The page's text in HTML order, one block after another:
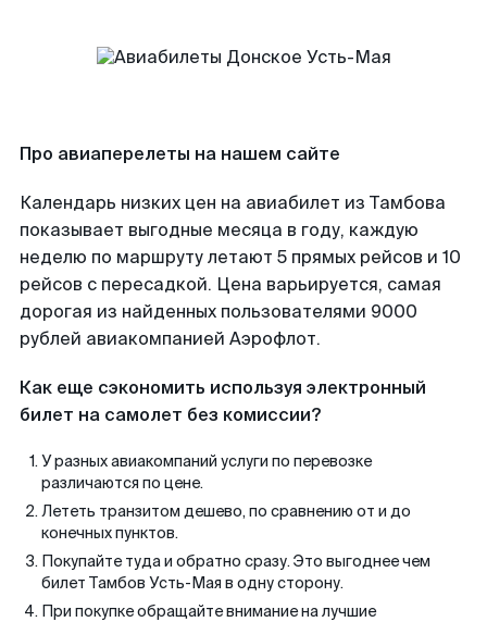
Про авиаперелеты на нашем сайте
Календарь низких цен на авиабилет из Тамбова
показывает выгодные месяца в году, каждую
неделю по маршруту летают 5 прямых рейсов и 10
рейсов с пересадкой. Цена варьируется, самая
дорогая из найденных пользователями 9000
рублей авиакомпанией Аэрофлот.
Как еще сэкономить используя электронный
билет на самолет без комиссии?
У разных авиакомпаний услуги по перевозке
различаются по цене.
Лететь транзитом дешево, по сравнению от и до
конечных пунктов.
Покупайте туда и обратно сразу. Это выгоднее чем
билет Тамбов Усть-Мая в одну сторону.
При покупке обращайте внимание на лучшие